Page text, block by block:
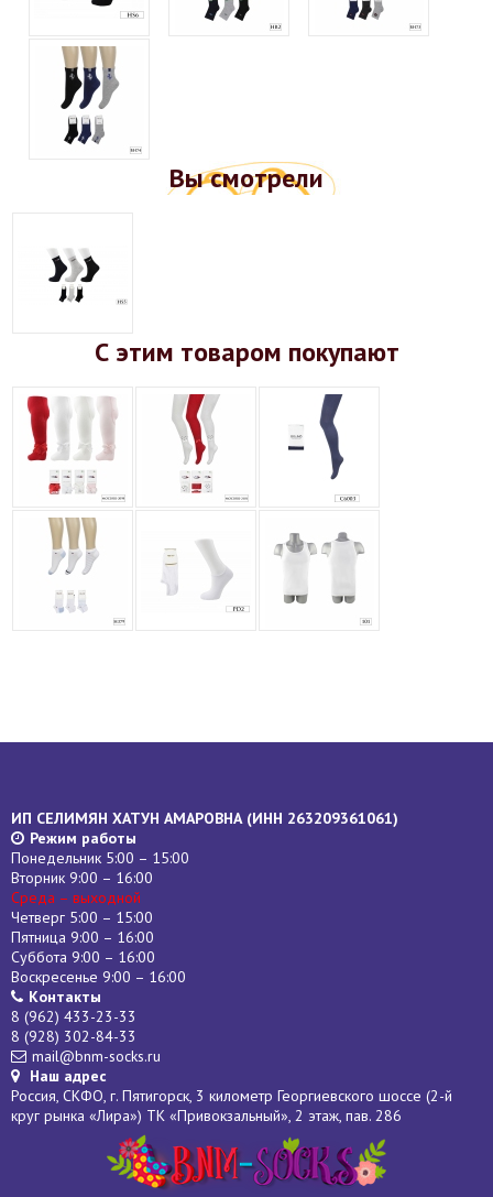
Вы смотрели
С этим товаром покупают
ИП СЕЛИМЯН ХАТУН АМАРОВНА (ИНН 263209361061)
Режим работы
Понедельник 5:00 – 15:00
Вторник 9:00 – 16:00
Среда – выходной
Четверг 5:00 – 15:00
Пятница 9:00 – 16:00
Суббота 9:00 – 16:00
Воскресенье 9:00 – 16:00
Контакты
8 (962) 433-23-33
8 (928) 302-84-33
mail@bnm-socks.ru
Наш адрес
Россия, СКФО, г. Пятигорск, 3 километр Георгиевского шоссе (2-й
круг рынка «Лира») ТК «Привокзальный», 2 этаж, пав. 286